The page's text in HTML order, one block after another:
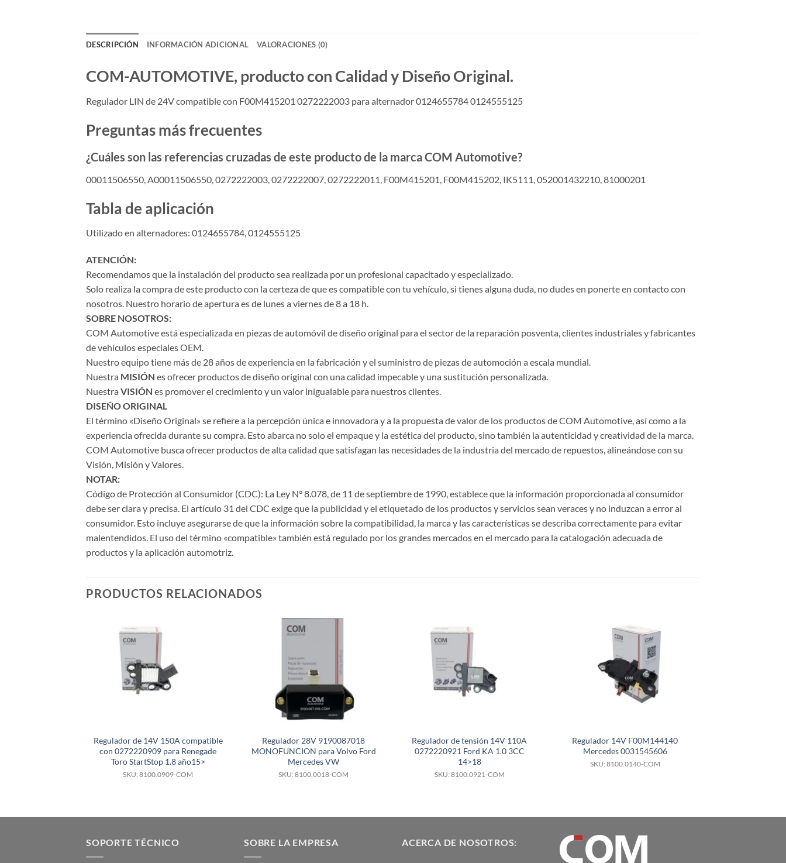
DESCRIPCIÓN INFORMACIÓN ADICIONAL VALORACIONES (0)
COM-AUTOMOTIVE, producto con Calidad y Diseño Original.
Regulador LIN de 24V compatible con F00M415201 0272222003 para alternador 0124655784 0124555125
Preguntas más frecuentes
¿Cuáles son las referencias cruzadas de este producto de la marca COM Automotive?
00011506550, A00011506550, 0272222003, 0272222007, 0272222011, F00M415201, F00M415202, IK5111, 052001432210, 81000201
Tabla de aplicación
Utilizado en alternadores: 0124655784, 0124555125
ATENCIÓN:
Recomendamos que la instalación del producto sea realizada por un profesional capacitado y especializado.
Solo realiza la compra de este producto con la certeza de que es compatible con tu vehículo, si tienes alguna duda, no dudes en ponerte en contacto con
nosotros. Nuestro horario de apertura es de lunes a viernes de 8 a 18 h.
SOBRE NOSOTROS:
COM Automotive está especializada en piezas de automóvil de diseño original para el sector de la reparación posventa, clientes industriales y fabricantes
de vehículos especiales OEM.
Nuestro equipo tiene más de 28 años de experiencia en la fabricación y el suministro de piezas de automoción a escala mundial.
Nuestra MISIÓN es ofrecer productos de diseño original con una calidad impecable y una sustitución personalizada.
Nuestra VISIÓN es promover el crecimiento y un valor inigualable para nuestros clientes.
DISEÑO ORIGINAL
El término «Diseño Original» se refiere a la percepción única e innovadora y a la propuesta de valor de los productos de COM Automotive, así como a la
experiencia ofrecida durante su compra. Esto abarca no solo el empaque y la estética del producto, sino también la autenticidad y creatividad de la marca.
COM Automotive busca ofrecer productos de alta calidad que satisfagan las necesidades de la industria del mercado de repuestos, alineándose con su
Visión, Misión y Valores.
NOTAR:
Código de Protección al Consumidor (CDC): La Ley N° 8.078, de 11 de septiembre de 1990, establece que la información proporcionada al consumidor
debe ser clara y precisa. El artículo 31 del CDC exige que la publicidad y el etiquetado de los productos y servicios sean veraces y no induzcan a error al
consumidor. Esto incluye asegurarse de que la información sobre la compatibilidad, la marca y las características se describa correctamente para evitar
malentendidos. El uso del término «compatible» también está regulado por los grandes mercados en el mercado para la catalogación adecuada de
productos y la aplicación automotriz.
PRODUCTOS RELACIONADOS
Regulador de 14V 150A compatible
con 0272220909 para Renegade
Toro StartStop 1.8 año15>
SKU: 8100.0909-COM
Regulador 28V 9190087018
MONOFUNCION para Volvo Ford
Mercedes VW
SKU: 8100.0018-COM
Regulador de tensión 14V 110A
0272220921 Ford KA 1.0 3CC
14>18
SKU: 8100.0921-COM
Regulador 14V F00M144140
Mercedes 0031545606
SKU: 8100.0140-COM
SOPORTE TÉCNICO SOBRE LA EMPRESA ACERCA DE NOSOTROS: